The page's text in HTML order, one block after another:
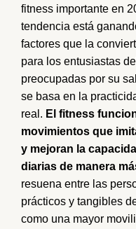
fitness importante en
tendencia está
factores que la
para los entusiastas
preocupadas por su
se basa en la
real. El fitness
movimientos que
y mejoran la
diarias de manera
resuena entre las
prácticos y tangibles
como una mayor